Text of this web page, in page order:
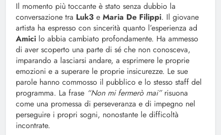
Il momento più toccante è stato senza dubbio la
conversazione tra Luk3 e Maria De Filippi. Il giovane
artista ha espresso con sincerità quanto l’esperienza ad
Amici lo abbia cambiato profondamente. Ha ammesso
di aver scoperto una parte di sé che non conosceva,
imparando a lasciarsi andare, a esprimere le proprie
emozioni e a superare le proprie insicurezze. Le sue
parole hanno commosso il pubblico e lo stesso staff del
programma. La frase “Non mi fermerò mai”risuona
come una promessa di perseveranza e di impegno nel
perseguire i propri sogni, nonostante le difficoltà
incontrate.